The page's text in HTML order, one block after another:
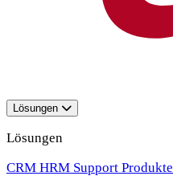
Lösungen
Lösungen
CRM HRM Support Produkte